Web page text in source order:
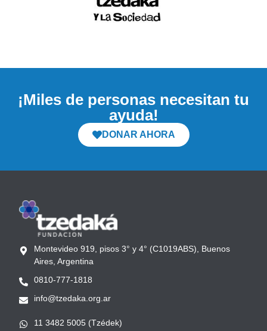
¡Miles de personas necesitan tu
ayuda!
DONAR AHORA
Montevideo 919, pisos 3° y 4° (C1019ABS), Buenos
Aires, Argentina
0810-777-1818
info@tzedaka.org.ar
11 3482 5005 (Tzédek)